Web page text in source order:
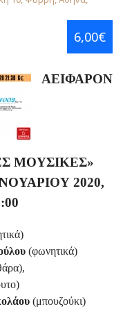
6,00€
ΑΕΙΦΑΡΟΝ
ΜΟΥΣΙΚΕΣ»
2020,
(φωνητικά)
(μπουζούκι)